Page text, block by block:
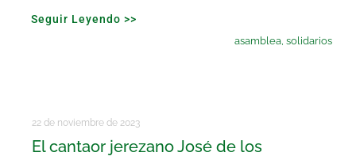
Seguir Leyendo >>
asamblea ,solidarios
22 de noviembre de 2023
El cantaor jerezano José de los